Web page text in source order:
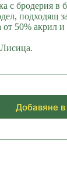
с бродерия в
подходящ
от 50% акрил
Добавяне в